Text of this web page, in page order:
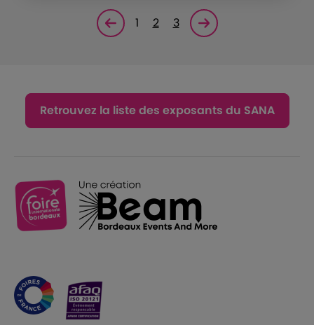
Page précédente
1 2 3 Page suivante<
Retrouvez la liste des exposants du SANA